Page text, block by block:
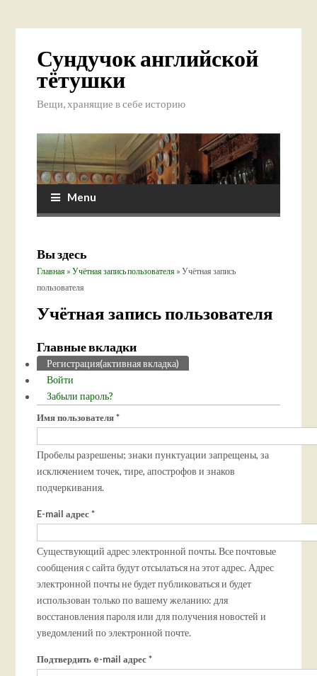
Сундучок английской
тётушки
Вещи, хранящие в себе историю
Menu
Вы здесь
Главная »Учётная запись пользователя » Учётная запись
пользователя
Учётная запись пользователя
Главные вкладки
Регистрация(активная вкладка)
Войти
Забыли пароль?
Имя пользователя*
Пробелы разрешены; знаки пунктуации запрещены, за
исключением точек, тире, апострофов и знаков
подчеркивания.
E-mail адрес*
Существующий адрес электронной почты. Все почтовые
сообщения с сайта будут отсылаться на этот адрес. Адрес
электронной почты не будет публиковаться и будет
использован только по вашему желанию: для
восстановления пароля или для получения новостей и
уведомлений по электронной почте.
Подтвердить e-mail адрес*